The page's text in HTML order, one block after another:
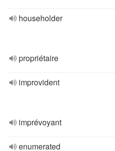
householder
propriétaire
improvident
imprévoyant
enumerated